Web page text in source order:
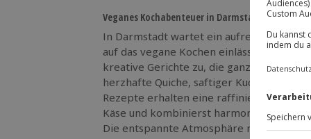
Veganes Kochabenteuer in Darmstadt erleben
In Darmstadt wartet ein aufregendes
auf das vegane Kochen einlässt. Mit
kreative Gerichte zu, die ganz ohne
herzhafte Quiche, saftiger Kuchen oder
Rezepte erhalten eine raffinierte
Käse und kombinierst harmonierende
Die entspannte Atmosphäre macht es